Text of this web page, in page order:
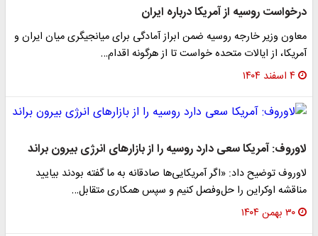
درخواست روسیه از آمریکا درباره ایران
معاون وزیر خارجه روسیه ضمن ابراز آمادگی برای میانجیگری میان ایران و
آمریکا، از ایالات متحده خواست تا از هرگونه اقدام…
۴ اسفند ۱۴۰۴
لاوروف: آمریکا سعی دارد روسیه را از بازارهای انرژی بیرون براند
لاوروف توضیح داد: «اگر آمریکایی‌ها صادقانه به ما گفته بودند بیایید
مناقشه اوکراین را حل‌وفصل کنیم و سپس همکاری متقابل…
۳۰ بهمن ۱۴۰۴